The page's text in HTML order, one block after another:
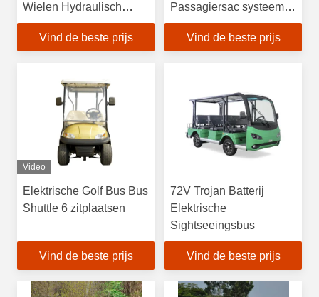
Wielen Hydraulisch
Remsysteem
Vind de beste prijs
Passagiersac systeem
waterdicht
Vind de beste prijs
Video
Elektrische Golf Bus Bus
Shuttle 6 zitplaatsen
Vind de beste prijs
72V Trojan Batterij
Elektrische
Sightseeingsbus
Vind de beste prijs